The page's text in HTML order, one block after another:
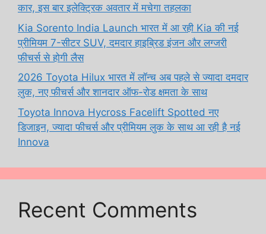
कार, इस बार इलेक्ट्रिक अवतार में मचेगा तहलका
Kia Sorento India Launch भारत में आ रही Kia की नई
प्रीमियम 7-सीटर SUV, दमदार हाइब्रिड इंजन और लग्जरी
फीचर्स से होगी लैस
2026 Toyota Hilux भारत में लॉन्च अब पहले से ज्यादा दमदार
लुक, नए फीचर्स और शानदार ऑफ-रोड क्षमता के साथ
Toyota Innova Hycross Facelift Spotted नए
डिजाइन, ज्यादा फीचर्स और प्रीमियम लुक के साथ आ रही है नई
Innova
Recent Comments